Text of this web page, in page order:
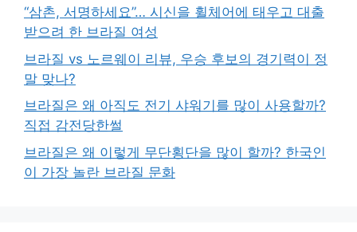
“삼촌, 서명하세요”… 시신을 휠체어에 태우고 대출
받으려 한 브라질 여성
브라질 vs 노르웨이 리뷰, 우승 후보의 경기력이 정
말 맞나?
브라질은 왜 아직도 전기 샤워기를 많이 사용할까?
직접 감전당한썰
브라질은 왜 이렇게 무단횡단을 많이 할까? 한국인
이 가장 놀란 브라질 문화